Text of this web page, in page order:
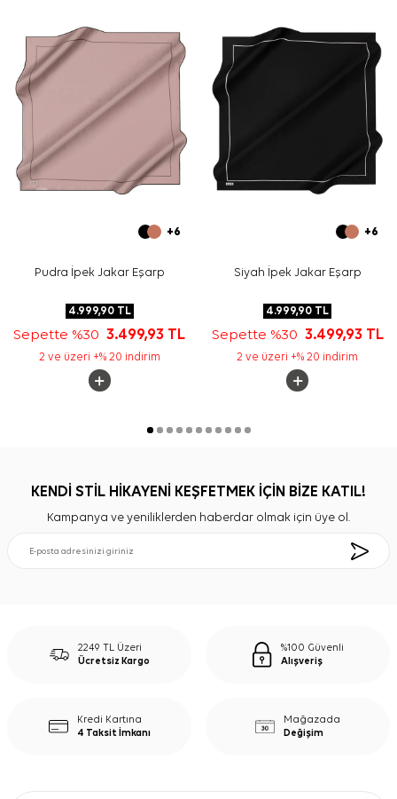
izleyiniz. İpek ve hassas eşarplarda elde hassas bakım
veya leke temizliği gerektiğinde
Şampuanı
kullanabilirsiniz.
Sıkça Sorulan Sorular
Bu eşarbın ölçüsü nedir?
Kırmızı siyah eşarp hangi kombinlerle uyumludur?
Ürünün kumaş kalitesi nedir?
Bu model günlük kullanıma uygun mudur?
+6
Pudra İpek Jakar Eşarp
4.999,90TL
Sepette %303.499,93 TL
2 ve üzeri +% 20 indirim
+6
Siyah İpek Jakar Eşarp
4.999,90 TL
Sepette %30 3.499,93 TL
2 ve üzeri +% 20 indirim
KENDİ STİL HİKAYENİ KEŞFETMEK İÇİN BİZE KATIL!
Kampanya ve yeniliklerden haberdar olmak için üye ol.
2249 TL Üzeri
Ücretsiz Kargo
%100 Güvenli
Alışveriş
Kredi Kartına
4 Taksit İmkanı
Mağazada
Değişim